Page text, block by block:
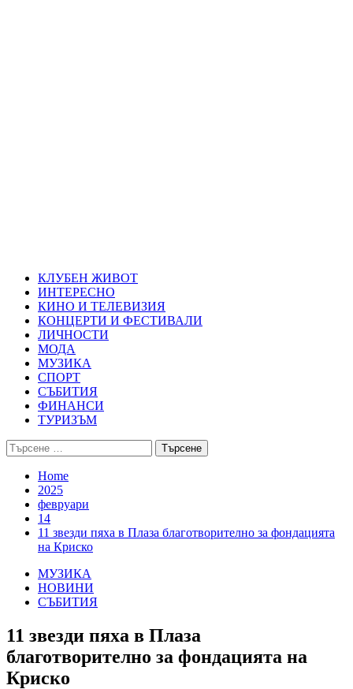
КЛУБЕН ЖИВОТ
ИНТЕРЕСНО
КИНО И ТЕЛЕВИЗИЯ
КОНЦЕРТИ И ФЕСТИВАЛИ
ЛИЧНОСТИ
МОДА
МУЗИКА
СПОРТ
СЪБИТИЯ
ФИНАНСИ
ТУРИЗЪМ
Търсене
за:
Home
2025
февруари
14
11 звезди пяха в Плаза благотворително за фондацията
на Криско
МУЗИКА
НОВИНИ
СЪБИТИЯ
11 звезди пяха в Плаза
благотворително за фондацията на
Криско